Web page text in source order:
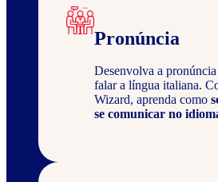
Pronúncia
Desenvolva a
falar a língua italiana.
Wizard, aprenda como
se comunicar no